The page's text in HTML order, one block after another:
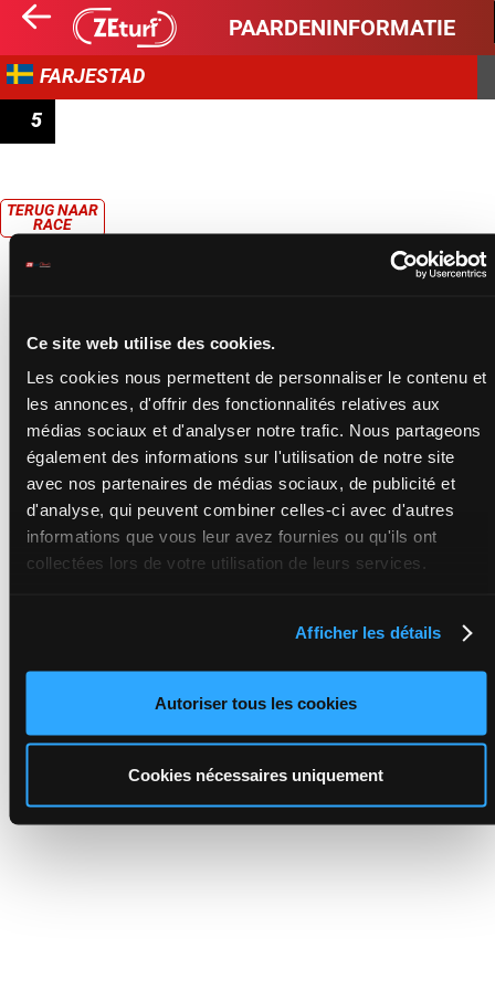
Ce site web utilise des cookies.
Les cookies nous permettent de personnaliser le contenu et
les annonces, d'offrir des fonctionnalités relatives aux
médias sociaux et d'analyser notre trafic. Nous partageons
également des informations sur l'utilisation de notre site
avec nos partenaires de médias sociaux, de publicité et
d'analyse, qui peuvent combiner celles-ci avec d'autres
informations que vous leur avez fournies ou qu'ils ont
collectées lors de votre utilisation de leurs services.
Afficher les détails
Autoriser tous les cookies
Cookies nécessaires uniquement
PAARDENINFORMATIE
FARJESTAD
5
TRÄNARLOPP - OMGÅNG 2
TERUG NAAR
RACE